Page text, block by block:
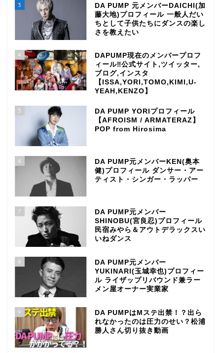
3
DA PUMP 元メンバーDAICHI(加
藤大地)プロフィール 一般人だい
ちとして子供たちにダンスの楽し
さを教えたい
4
DAPUMP現在のメンバープロフ
ィール‼公式サイト,ツイッター,
ブログ,インスタ
【ISSA,YORI,TOMO,KIMI,U-
YEAH,KENZO】
5
DA PUMP YORIプロフィール
【AFROISM / ARMATERAZ】
POP from Hirosima
6
DA PUMP元メンバーKEN(奥本
健)プロフィール ダンサー・アー
ティスト・シンガー・ラッパー
7
DA PUMP元メンバー
SHINOBU(宮良忍)プロフィール
民宿みやら＆アウトデラックスい
いねダンス
8
DA PUMP元メンバー
YUKINARI(玉城幸也)プロフィー
ル ライザップリバウンド兼ラー
メン屋オーナー実業家
9
DA PUMPはMステ出禁！？出ら
れなかったのは圧力のせい？松浦
勝人さん切り抜き動画